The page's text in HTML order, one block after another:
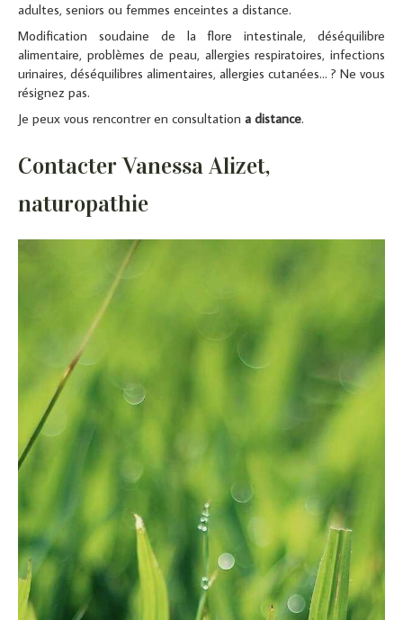
adultes, seniors ou femmes enceintes a distance.
Modification soudaine de la flore intestinale, déséquilibre
alimentaire, problèmes de peau, allergies respiratoires, infections
urinaires, déséquilibres alimentaires, allergies cutanées... ? Ne vous
résignez pas.
Je peux vous rencontrer en consultation a distance.
Contacter Vanessa Alizet,
naturopathie